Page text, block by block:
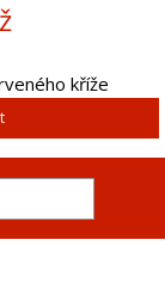
kříže